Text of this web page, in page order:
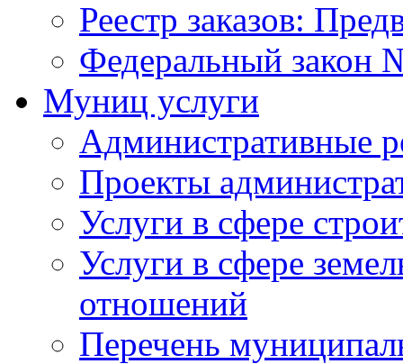
Реестр заказов:
Федеральный закон
Муниц услуги
Административные
Проекты
Услуги в сфере
Услуги в сфере
отношений
Перечень